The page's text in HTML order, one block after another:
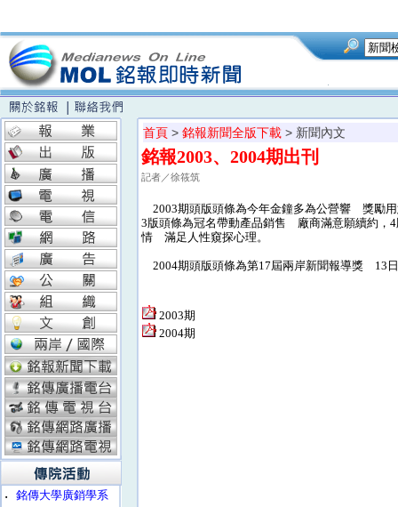
‧
銘傳大學廣銷學系
首頁 > 銘報新聞全版下載 > 新聞內文
銘報2003、2004期出刊
記者／徐筱筑
2003期頭版頭條為今年金鐘多為公營響 獎勵
3版頭條為冠名帶動產品銷售 廠商滿意願續約
情 滿足人性窺探心理。
2004期頭版頭條為第17屆兩岸新聞報導獎 13
2003期
2004期